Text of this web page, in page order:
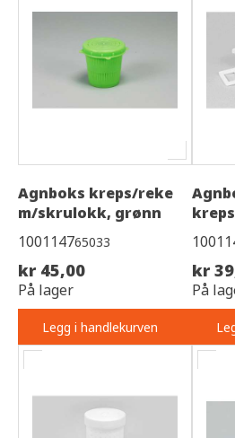
Agnboks kreps/reke
m/skrulokk, grønn
100114765033
kr 45,00
På lager
Legg i handlekurven
kr
På